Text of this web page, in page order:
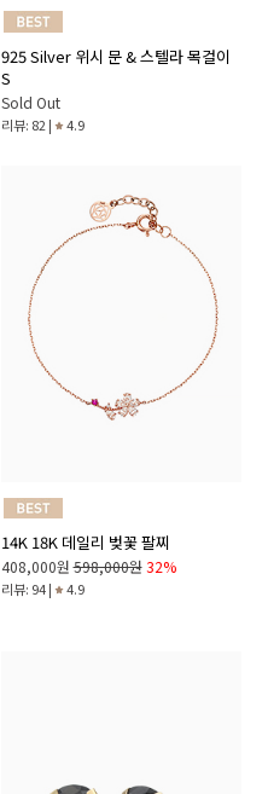
925 Silver 위시 문 & 스텔라 목걸이
S
Sold Out
리뷰: 82 | 4.9
14K 18K 데일리 벚꽃 팔찌
408,000원 598,000원 32%
리뷰: 94 | 4.9